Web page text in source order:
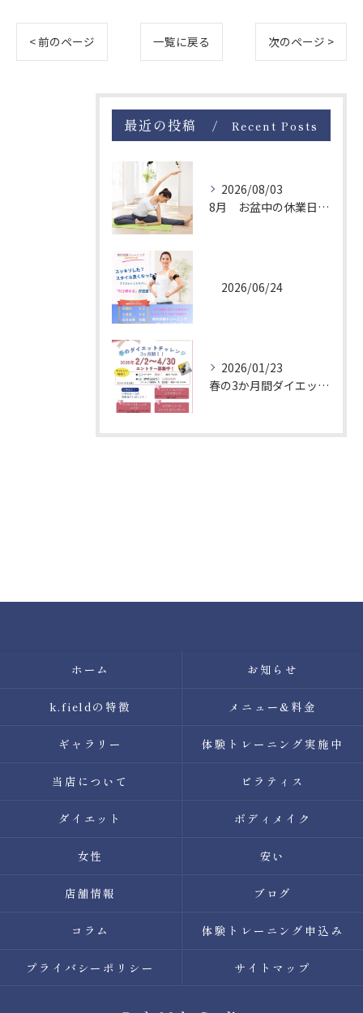
< 前のページ 一覧に戻る 次のページ >
最近の投稿 Recent Posts
2026/08/03
8月 お盆中の休業日について
2026/06/24
2026/01/23
春の3か月間ダイエットチャレンジ！エントリー募集中
ホーム お知らせ
k.fieldの特徴 メニュー&料金
ギャラリー 体験トレーニング実施中
当店について ピラティス
ダイエット ボディメイク
女性 安い
店舗情報 ブログ
コラム 体験トレーニング申込み
プライバシーポリシー サイトマップ
お問い合わせはこちら